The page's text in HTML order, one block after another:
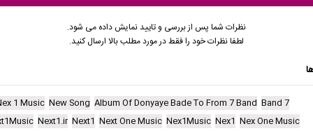
نظرات شما پس از بررسی و تایید نمایش داده می شود.
لطفا نظرات خود را فقط در مورد مطلب بالا ارسال کنید.
7 Band
Album Of Donyaye Bade To From 7 Band
New Song
1 Music
Nex One Music
Nex1
Nex1Music
Next One Music
Next1
Next1.ir